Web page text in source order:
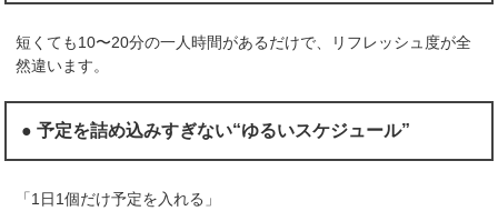
短くても10〜20分の一人時間があるだけで、リフレッシュ度が全
然違います。
● 予定を詰め込みすぎない“ゆるいスケジュール”
「1日1個だけ予定を入れる」